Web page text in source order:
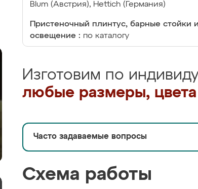
Blum (Австрия), Hettich (Германия)
Пристеночный плинтус, барные стойки
освещение : по каталогу
Изготовим по
любые размеры,
Часто задаваемые вопросы
Схема работы